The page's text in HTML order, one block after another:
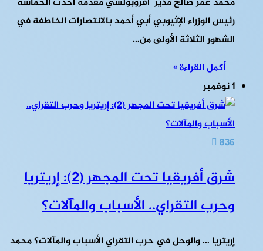
رئيس الوزراء الإثيوبي أبي أحمد بالانتصارات الخاطفة في
الشهور الثلاثة الأولى من…
أكمل القراءة »
1 نوفمبر
836
شرق أفريقيا تحت المجهر (2): إريتريا
وحرب التقراي.. الأسباب والمآلات؟
إريتريا … والوحل في حرب التقراي الأسباب والمآلات؟ محمد